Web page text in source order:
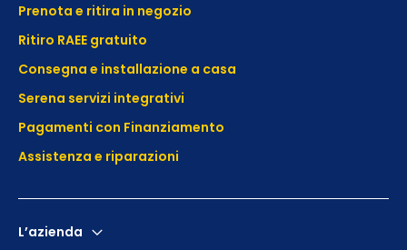
Prenota e ritira in negozio
Ritiro RAEE gratuito
Consegna e installazione a casa
Serena servizi integrativi
Pagamenti con Finanziamento
Assistenza e riparazioni
L’azienda